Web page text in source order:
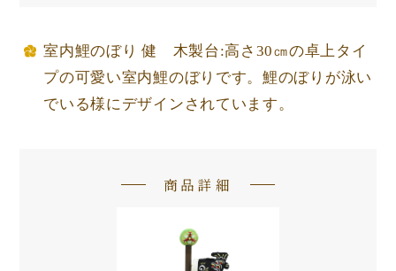
室内鯉のぼり 健 木製台:高さ30㎝の卓上タイ
プの可愛い室内鯉のぼりです。鯉のぼりが泳い
でいる様にデザインされています。
商品詳細